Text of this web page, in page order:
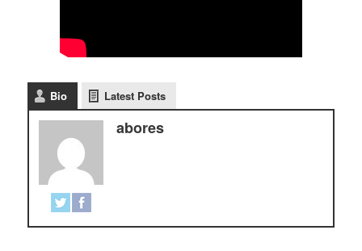
Bio Latest Posts
abores